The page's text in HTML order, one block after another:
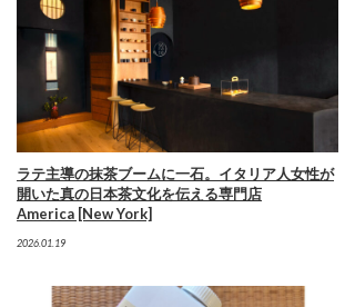
ラテ主導の抹茶ブームに一石。イタリア人女性が
開いた真の日本茶文化を伝える専門店
America [New York]
2026.01.19